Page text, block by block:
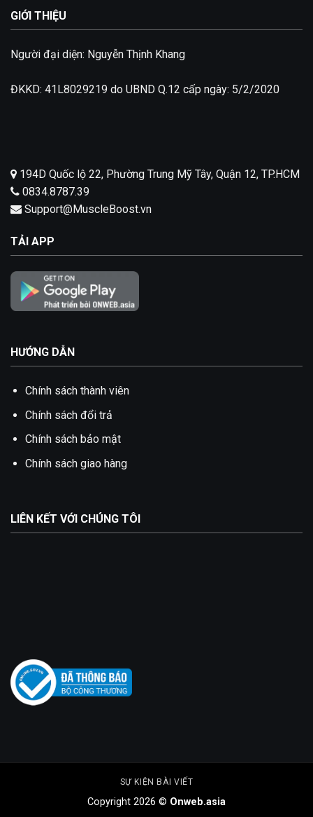
GIỚI THIỆU
Người đại diện: Nguyễn Thịnh Khang
ĐKKD: 41L8029219 do UBND Q.12 cấp ngày: 5/2/2020
194D Quốc lộ 22, Phường Trung Mỹ Tây, Quận 12, TP.HCM
0834.8787.39
Support@MuscleBoost.vn
TẢI APP
HƯỚNG DẪN
Chính sách thành viên
Chính sách đổi trả
Chính sách bảo mật
Chính sách giao hàng
LIÊN KẾT VỚI CHÚNG TÔI
SỰ KIỆN BÀI VIẾT
Copyright 2026 © Onweb.asia